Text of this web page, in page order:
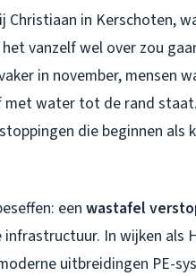
Christiaan in Kerschoten,
vanzelf wel over zou
in november, mensen
met water tot de rand
die beginnen
eenwastafel
infrastructuur. In wijken
uitbreidingen PE-